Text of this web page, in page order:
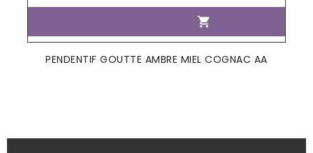

PENDENTIF GOUTTE AMBRE MIEL COGNAC AA